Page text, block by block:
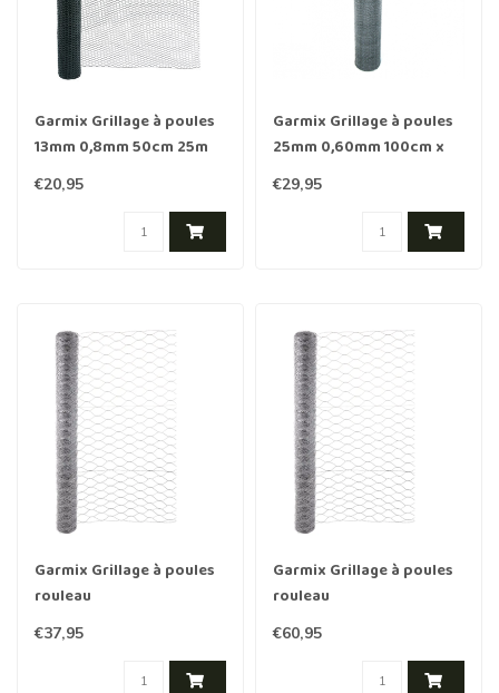
Garmix Grillage à poules
13mm 0,8mm 50cm 25m
vert
€20,95
Garmix Grillage à poules
25mm 0,60mm 100cm x
25m galvanisé
€29,95
Garmix Grillage à poules
rouleau
25m./120cm./50mm./1.0mm
€37,95
Garmix Grillage à poules
rouleau
25m./150cm./50mm./1.0mm
€60,95